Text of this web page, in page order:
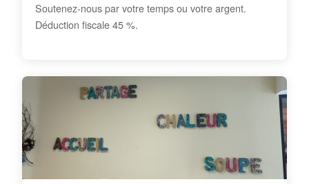
Soutenez-nous par votre temps ou votre argent.
Déduction fiscale 45 %.